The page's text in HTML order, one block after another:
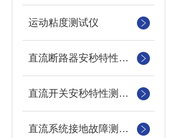
运动粘度测试仪
直流断路器安秒特性测试仪
直流开关安秒特性测试仪
直流系统接地故障测试仪